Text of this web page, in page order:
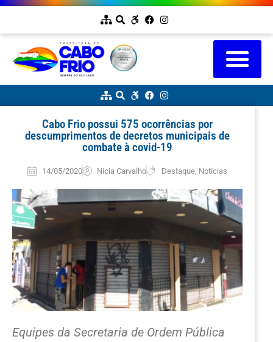
Cabo Frio possui 575 ocorrências por
descumprimentos de decretos municipais de
combate à covid-19
14/05/2020 Nícia Carvalho Destaque Notícias
Equipes da Secretaria de Ordem Pública